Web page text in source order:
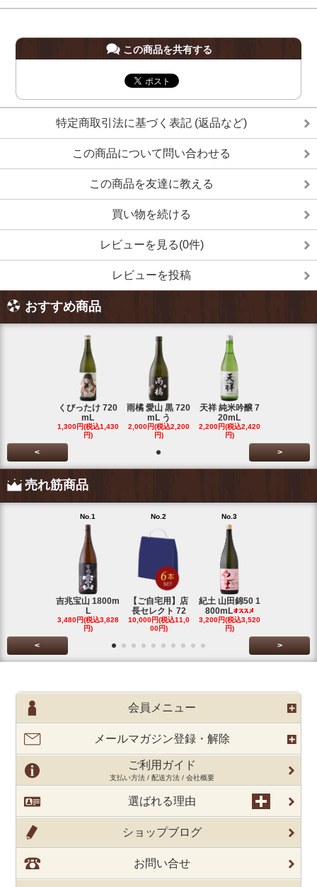
この商品を共有する
特定商取引法に基づく表記 (返品など)
この商品について問い合わせる
この商品を友達に教える
買い物を続ける
レビューを見る(0件)
レビューを投稿
おすすめ商品
くびったけ 720
mL
1,300円(税込1,430
円)
雨橘 愛山 黒 720
mL う
2,000円(税込2,200
円)
天祥 純米吟醸 7
20mL
2,200円(税込2,420
円)
< >
売れ筋商品
No.1
吉兆宝山 1800m
L
3,480円(税込3,828
円)
No.2
【ご自宅用】店
長セレクト 72
10,000円(税込11,0
00円)
No.3
紀土 山田錦50 1
800mL
3,200円(税込3,520
円)
< >
会員メニュー
メールマガジン登録・解除
ご利用ガイド
支払い方法 / 配送方法 / 会社概要
選ばれる理由
ショップブログ
お問い合せ